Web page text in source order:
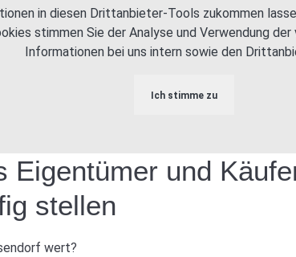
in diesen Drittanbieter-Tools zukommen
stimmen Sie der Analyse und Verwendung
Informationen bei uns intern sowie den
Ich stimme zu
Eigentümer und
stellen
wert?